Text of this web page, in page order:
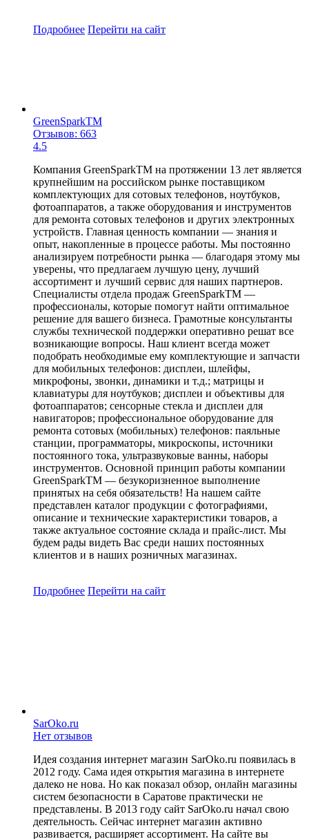
Подробнее Перейти на сайт
GreenSparkTM
Отзывов: 663
4.5
Компания GreenSparkTM на протяжении 13 лет является
крупнейшим на российском рынке поставщиком
комплектующих для сотовых телефонов, ноутбуков,
фотоаппаратов, а также оборудования и инструментов
для ремонта сотовых телефонов и других электронных
устройств. Главная ценность компании — знания и
опыт, накопленные в процессе работы. Мы постоянно
анализируем потребности рынка — благодаря этому мы
уверены, что предлагаем лучшую цену, лучший
ассортимент и лучший сервис для наших партнеров.
Специалисты отдела продаж GreenSparkTM —
профессионалы, которые помогут найти оптимальное
решение для вашего бизнеса. Грамотные консультанты
службы технической поддержки оперативно решат все
возникающие вопросы. Наш клиент всегда может
подобрать необходимые ему комплектующие и запчасти
для мобильных телефонов: дисплеи, шлейфы,
микрофоны, звонки, динамики и т.д.; матрицы и
клавиатуры для ноутбуков; дисплеи и объективы для
фотоаппаратов; сенсорные стекла и дисплеи для
навигаторов; профессиональное оборудование для
ремонта сотовых (мобильных) телефонов: паяльные
станции, программаторы, микроскопы, источники
постоянного тока, ультразвуковые ванны, наборы
инструментов. Основной принцип работы компании
GreenSparkTM — безукоризненное выполнение
принятых на себя обязательств! На нашем сайте
представлен каталог продукции с фотографиями,
описание и технические характеристики товаров, а
также актуальное состояние склада и прайс-лист. Мы
будем рады видеть Вас среди наших постоянных
клиентов и в наших розничных магазинах.
Подробнее Перейти на сайт
SarOko.ru
Нет отзывов
Идея создания интернет магазин SarOko.ru появилась в
2012 году. Сама идея открытия магазина в интернете
далеко не нова. Но как показал обзор, онлайн магазины
систем безопасности в Саратове практически не
представлены. В 2013 году сайт SarOko.ru начал свою
деятельность. Сейчас интернет магазин активно
развивается, расширяет ассортимент. На сайте вы